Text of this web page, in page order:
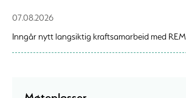
07.08.2026
Inngår nytt langsiktig kraftsamarbeid med